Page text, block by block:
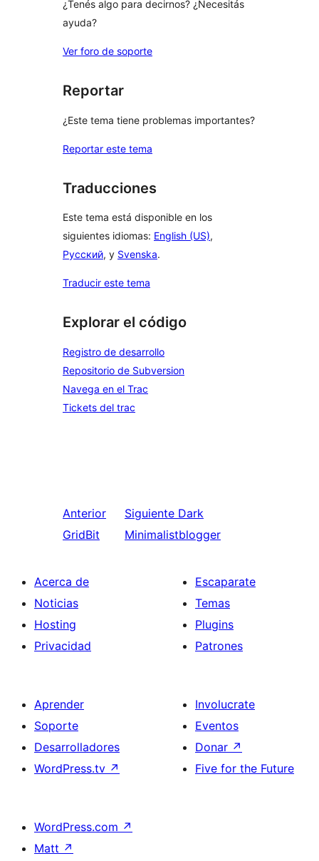
¿Tenés algo para decirnos? ¿Necesitás
ayuda?
Ver foro de soporte
Reportar
¿Este tema tiene problemas importantes?
Reportar este tema
Traducciones
Este tema está disponible en los
siguientes idiomas: English (US),
Русский, y Svenska.
Traducir este tema
Explorar el código
Registro de desarrollo
Repositorio de Subversion
Navega en el Trac
Tickets del trac
Anterior
GridBit
Siguiente Dark
Minimalistblogger
Acerca de
Noticias
Hosting
Privacidad
Escaparate
Temas
Plugins
Patrones
Aprender
Soporte
Desarrolladores
WordPress.tv ↗
Involucrate
Eventos
Donar ↗
Five for the Future
WordPress.com ↗
Matt ↗